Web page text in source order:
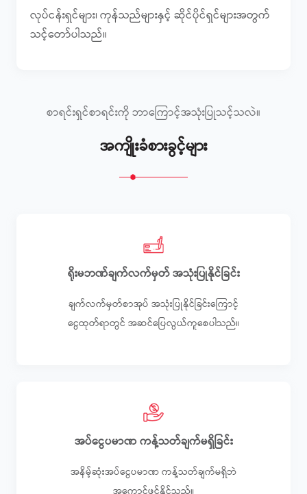
လုပ်ငန်းရှင်များ၊ ကုန်သည်များနှင့် ဆိုင်ပိုင်ရှင်များအတွက်
သင့်တော်ပါသည်။
စာရင်းရှင်စာရင်းကို ဘာကြောင့်အသုံးပြုသင့်သလဲ။
အကျိုးခံစားခွင့်များ
ရိုးမဘဏ်ချက်လက်မှတ် အသုံးပြုနိုင်ခြင်း
ချက်လက်မှတ်စာအုပ် အသုံးပြုနိုင်ခြင်းကြောင့်
ငွေထုတ်ရာတွင် အဆင်ပြေလွယ်ကူစေပါသည်။
အပ်ငွေပမာဏ ကန့်သတ်ချက်မရှိခြင်း
အနိမ့်ဆုံးအပ်ငွေပမာဏ ကန့်သတ်ချက်မရှိဘဲ